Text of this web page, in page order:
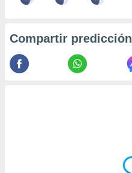
Compartir predicción